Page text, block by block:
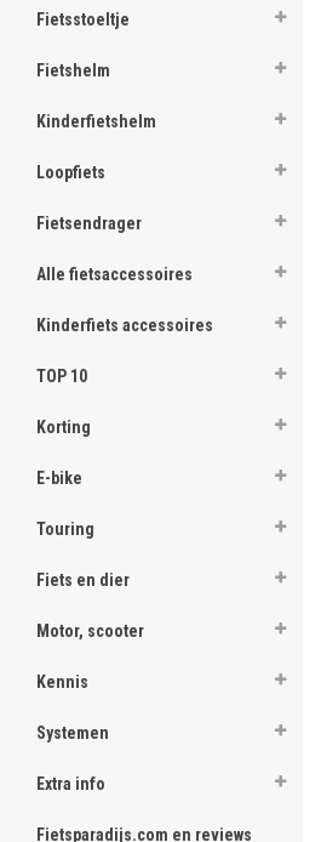
Fietsstoeltje
Fietshelm
Kinderfietshelm
Loopfiets
Fietsendrager
Alle fietsaccessoires
Kinderfiets accessoires
TOP 10
Korting
E-bike
Touring
Fiets en dier
Motor, scooter
Kennis
Systemen
Extra info
Fietsparadijs.com en reviews